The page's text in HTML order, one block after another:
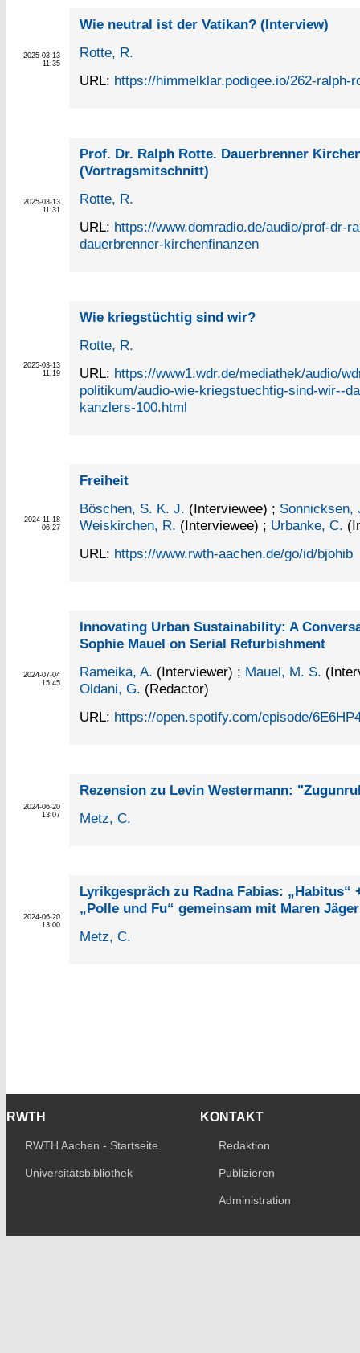
2025-03-13
11:35
Wie neutral ist der Vatikan? (Interview)
Rotte, R.
URL: https://himmelklar.podigee.io/262-ralph-
2025-03-13
11:31
Prof. Dr. Ralph Rotte. Dauerbrenner
(Vortragsmitschnitt)
Rotte, R.
URL: https://www.domradio.de/audio/prof-dr-
dauerbrenner-kirchenfinanzen
2025-03-13
11:19
Wie kriegstüchtig sind wir?
Rotte, R.
URL: https://www1.wdr.de/mediathek/audio/
politikum/audio-wie-kriegstuechtig-sind-wir--
kanzlers-100.html
2024-11-18
06:27
Freiheit
Böschen, S. K. J. (Interviewee) ; Sonnicksen,
Weiskirchen, R. (Interviewee) ; Urbanke, C.
URL: https://www.rwth-aachen.de/go/id/bjohib
2024-07-04
15:45
Innovating Urban Sustainability: A
Sophie Mauel on Serial Refurbishment
Rameika, A. (Interviewer) ; Mauel, M. S.
Oldani, G. (Redactor)
URL: https://open.spotify.com/episode/
2024-06-20
13:07
Rezension zu Levin Westermann:
Metz, C.
2024-06-20
13:00
Lyrikgespräch zu Radna Fabias: „Habitus“
„Polle und Fu“ gemeinsam mit Maren
Metz, C.
RWTH
RWTH Aachen - Startseite
Universitätsbibliothek
KONTAKT
Redaktion
Publizieren
Administration